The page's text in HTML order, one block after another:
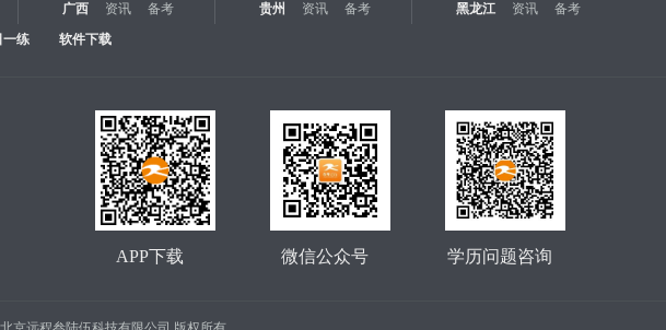
广西 资讯 备考 贵州 资讯 备考 黑龙江 资讯
备考
一练 软件下载
学历问题咨询
微信公众号
APP下载